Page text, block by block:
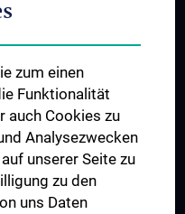
zum einen
Funktionalität
auch Cookies zu
Analysezwecken
unserer Seite zu
zu den
uns Daten